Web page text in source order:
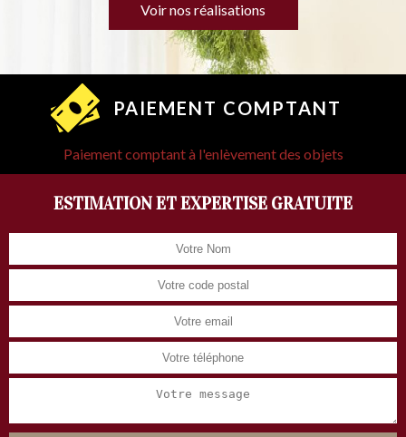
Voir nos réalisations
PAIEMENT COMPTANT
Paiement comptant à l'enlèvement des objets
ESTIMATION ET EXPERTISE GRATUITE